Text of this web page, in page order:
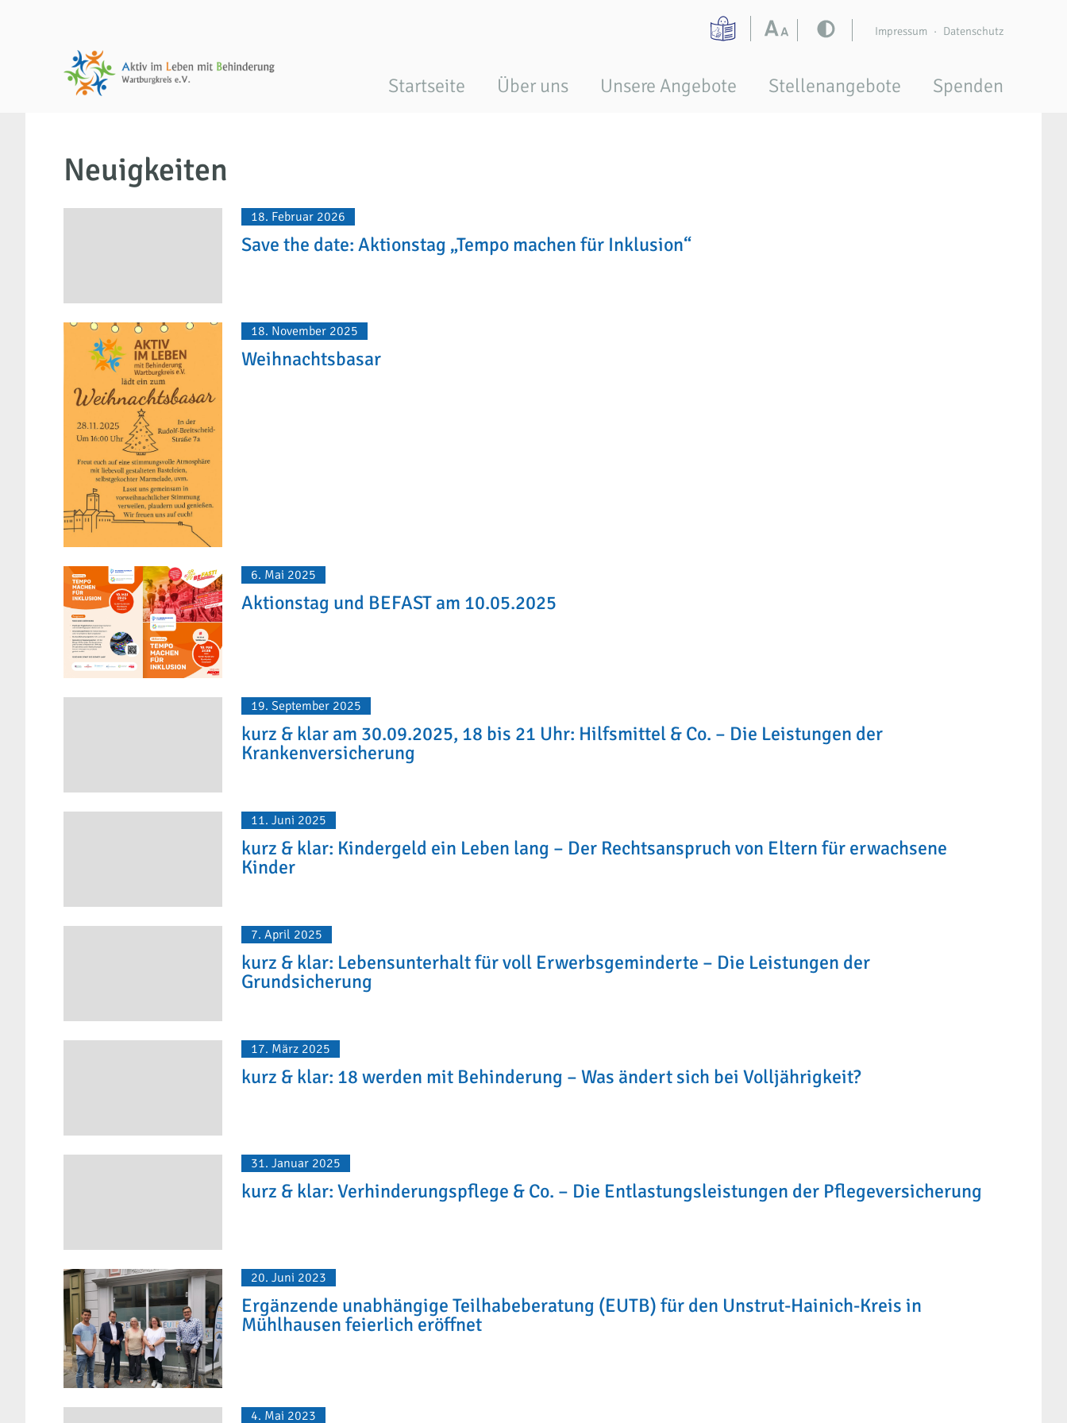
Impressum Datenschutz
Startseite Über uns Unsere Angebote Stellenangebote Spenden
Neuigkeiten
18. Februar 2026
Save the date: Aktionstag „Tempo machen für Inklusion“
18. November 2025
Weihnachtsbasar
6. Mai 2025
Aktionstag und BEFAST am 10.05.2025
19. September 2025
kurz & klar am 30.09.2025, 18 bis 21 Uhr: Hilfsmittel & Co. – Die Leistungen der
Krankenversicherung
11. Juni 2025
kurz & klar: Kindergeld ein Leben lang – Der Rechtsanspruch von Eltern für erwachsene
Kinder
7. April 2025
kurz & klar: Lebensunterhalt für voll Erwerbsgeminderte – Die Leistungen der
Grundsicherung
17. März 2025
kurz & klar: 18 werden mit Behinderung – Was ändert sich bei Volljährigkeit?
31. Januar 2025
kurz & klar: Verhinderungspflege & Co. – Die Entlastungsleistungen der Pflegeversicherung
20. Juni 2023
Ergänzende unabhängige Teilhabeberatung (EUTB) für den Unstrut-Hainich-Kreis in
Mühlhausen feierlich eröffnet
4. Mai 2023